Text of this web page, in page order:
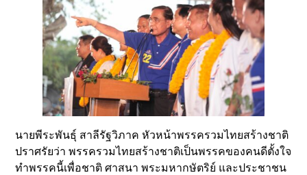
นายพีระพันธุ์ สาลีรัฐวิภาค หัวหน้าพรรครวมไทยสร้างชาติ
ปราศรัยว่า พรรครวมไทยสร้างชาติเป็นพรรคของคนดีตั้งใจ
ทำพรรคนี้เพื่อชาติ ศาสนา พระมหากษัตริย์ และประชาชน